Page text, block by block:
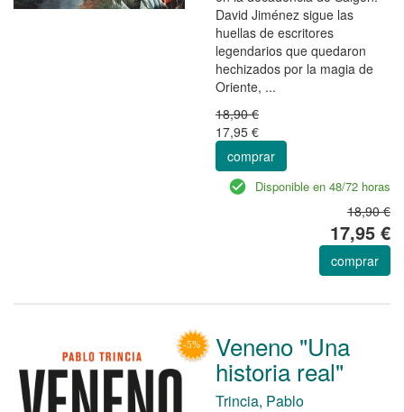
David Jiménez sigue las
huellas de escritores
legendarios que quedaron
hechizados por la magia de
Oriente, ...
18,90 €
17,95 €
comprar
Disponible en 48/72 horas
18,90 €
17,95 €
comprar
Veneno "Una
historia real"
Trincia, Pablo